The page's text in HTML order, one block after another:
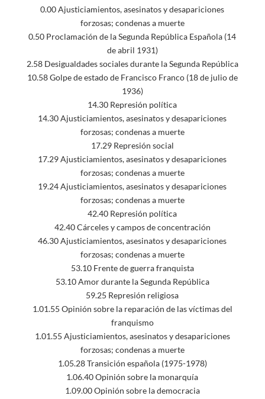
0.00 Ajusticiamientos, asesinatos y desapariciones
forzosas; condenas a muerte
0.50 Proclamación de la Segunda República Española (14
de abril 1931)
2.58 Desigualdades sociales durante la Segunda República
10.58 Golpe de estado de Francisco Franco (18 de julio de
1936)
14.30 Represión política
14.30 Ajusticiamientos, asesinatos y desapariciones
forzosas; condenas a muerte
17.29 Represión social
17.29 Ajusticiamientos, asesinatos y desapariciones
forzosas; condenas a muerte
19.24 Ajusticiamientos, asesinatos y desapariciones
forzosas; condenas a muerte
42.40 Represión política
42.40 Cárceles y campos de concentración
46.30 Ajusticiamientos, asesinatos y desapariciones
forzosas; condenas a muerte
53.10 Frente de guerra franquista
53.10 Amor durante la Segunda República
59.25 Represión religiosa
1.01.55 Opinión sobre la reparación de las víctimas del
franquismo
1.01.55 Ajusticiamientos, asesinatos y desapariciones
forzosas; condenas a muerte
1.05.28 Transición española (1975-1978)
1.06.40 Opinión sobre la monarquía
1.09.00 Opinión sobre la democracia